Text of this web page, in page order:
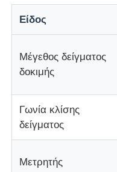
Ελεγκτής
Είδος
Μέγεθος δείγματος
δοκιμής
Γωνία κλίσης
δείγματος
Μετρητής